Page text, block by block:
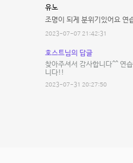
유노
조명이 되게 분위기있어요 연
2023-07-07 21:42:31
호스트님의 답글
찾아주셔서 감사합니다^^ 연
니다!!
2023-07-31 20:27:50